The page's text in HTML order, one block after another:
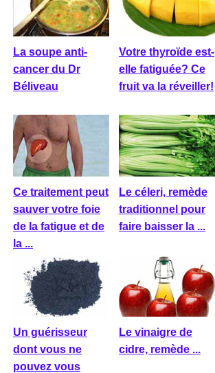
La soupe anti-
cancer du Dr
Béliveau
Votre thyroïde est-
elle fatiguée? Ce
fruit va la réveiller!
Ce traitement peut
sauver votre foie
de la fatigue et de
la ...
Le céleri, remède
traditionnel pour
faire baisser la ...
Un guérisseur
dont vous ne
pouvez vous
Le vinaigre de
cidre, remède ...